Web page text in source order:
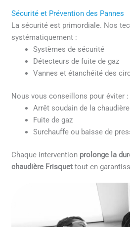
Sécurité et Prévention des Pannes
La sécurité est primordiale. Nos
systématiquement :
Systèmes de sécurité
Détecteurs de fuite de gaz
Vannes et étanchéité des
Nous vous conseillons pour éviter :
Arrêt soudain de la chaudière
Fuite de gaz
Surchauffe ou baisse de
Chaque intervention prolonge la
chaudière Frisquet tout en